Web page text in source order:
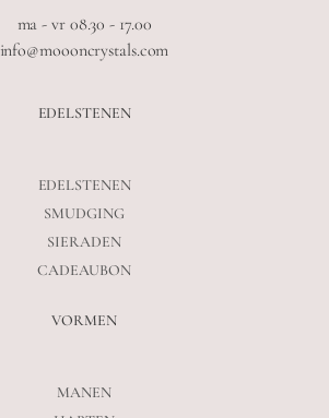
ma - vr 08.30 - 17.00
info@moooncrystals.com
EDELSTENEN
EDELSTENEN
SMUDGING
SIERADEN
CADEAUBON
VORMEN
MANEN